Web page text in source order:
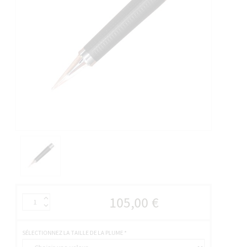
105,00 €
SÉLECTIONNEZ LA TAILLE DE LA PLUME *